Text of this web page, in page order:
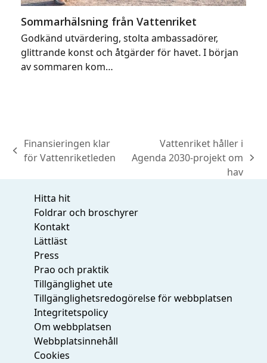
Sommarhälsning från Vattenriket
Godkänd utvärdering, stolta ambassadörer,
glittrande konst och åtgärder för havet. I början
av sommaren kom…
previous
Finansieringen klar
för Vattenriketleden
next
Vattenriket håller i
Agenda 2030-projekt om
hav
Hitta hit
Foldrar och broschyrer
Kontakt
Lättläst
Press
Prao och praktik
Tillgänglighet ute
Tillgänglighetsredogörelse för webbplatsen
Integritetspolicy
Om webbplatsen
Webbplatsinnehåll
Cookies